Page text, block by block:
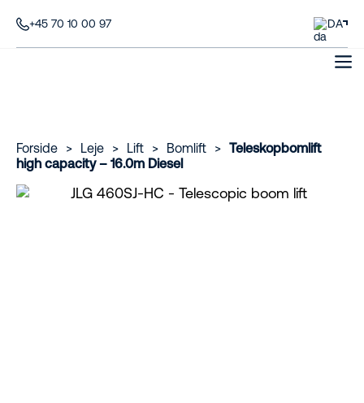
+45 70 10 00 97 DA
Forside > Leje > Lift > Bomlift > Teleskopbomlift
high capacity – 16.0m Diesel